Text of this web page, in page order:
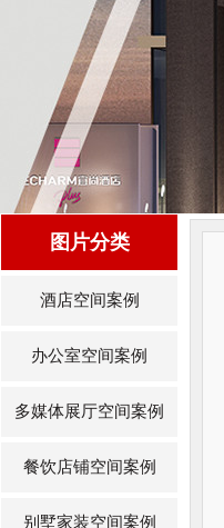
图片分类
酒店空间案例
办公室空间案例
多媒体展厅空间案例
餐饮店铺空间案例
别墅家装空间案例